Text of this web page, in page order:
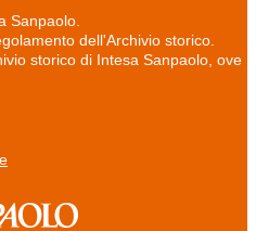
Sanpaolo.
dell'Archivio storico.
storico di Intesa Sanpaolo, ove